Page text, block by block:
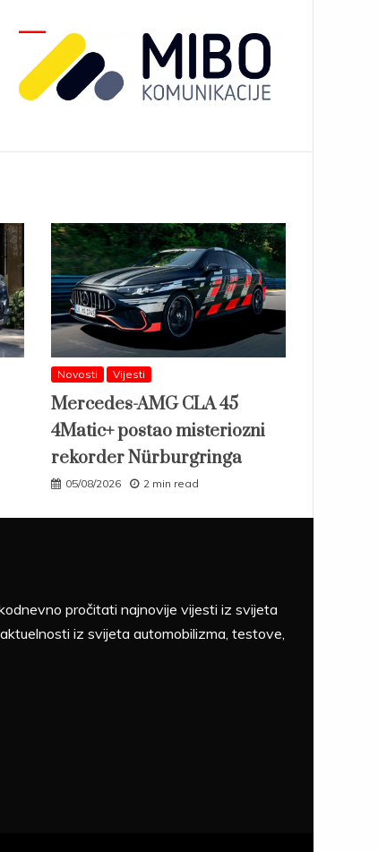
Novosti Vijesti
Mercedes-AMG CLA 45
4Matic+ postao misteriozni
rekorder Nürburgringa
05/08/2026 2 min read
pročitati najnovije vijesti iz svijeta
iz svijeta automobilizma, testove,